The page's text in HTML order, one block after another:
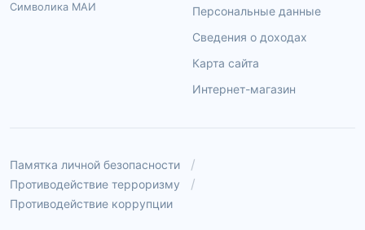
Символика МАИ
Персональные данные
Сведения о доходах
Карта сайта
Интернет-магазин
Памятка личной безопасности
Противодействие терроризму
Противодействие коррупции